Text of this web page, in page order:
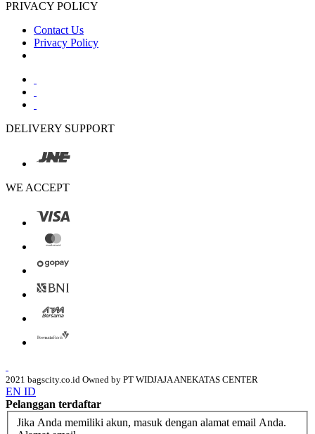
PRIVACY POLICY
Contact Us
Privacy Policy
DELIVERY SUPPORT
WE ACCEPT
2021 bagscity.co.id Owned by PT WIDJAJA ANEKATAS CENTER
EN ID
Pelanggan terdaftar
Jika Anda memiliki akun, masuk dengan alamat email Anda.